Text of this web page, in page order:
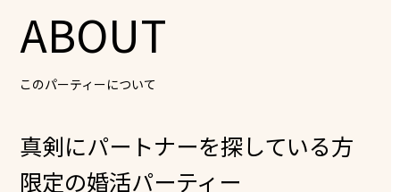
ABOUT
このパーティーについて
真剣にパートナーを探している方
限定の婚活パーティー